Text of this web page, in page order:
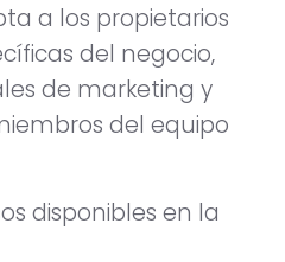
a los propietarios
del negocio,
de marketing y
del equipo
disponibles en la